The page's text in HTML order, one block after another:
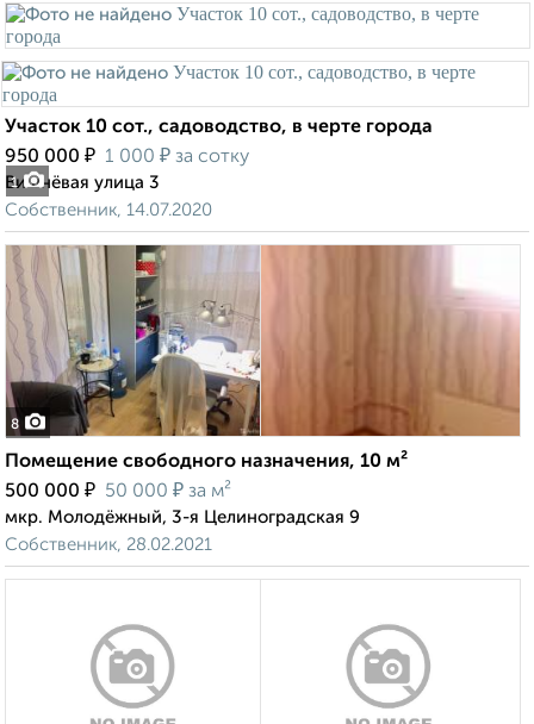
1
Участок 10 сот., садоводство, в черте города
950 000 ₽ 1 000 ₽ за сотку
Вишнёвая улица 3
Собственник, 14.07.2020
8
Помещение свободного назначения, 10 м²
500 000 ₽ 50 000 ₽ за м²
мкр. Молодёжный, 3-я Целиноградская 9
Собственник, 28.02.2021